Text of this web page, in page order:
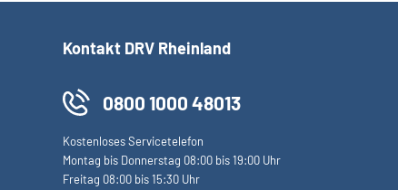
Kontakt DRV Rheinland
0800 1000 48013
Kostenloses Servicetelefon
Montag bis Donnerstag 08:00 bis 19:00 Uhr
Freitag 08:00 bis 15:30 Uhr